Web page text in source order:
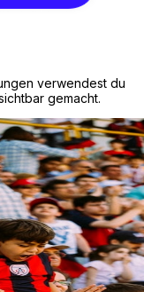
verwendest du
gemacht.